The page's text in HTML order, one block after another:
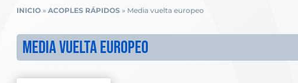
INICIO» ACOPLES RÁPIDOS» Media vuelta europeo
MEDIA VUELTA EUROPEO